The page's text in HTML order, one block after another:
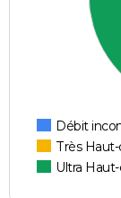
Débit
Très
Ultra